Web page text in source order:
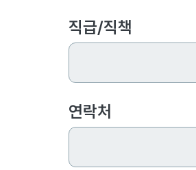
직급/직책
연락처